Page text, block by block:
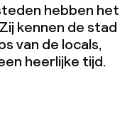
hebben het
kennen de stad
van de locals,
heerlijke tijd.